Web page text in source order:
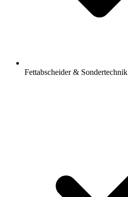
Fettabscheider & Sondertechnik